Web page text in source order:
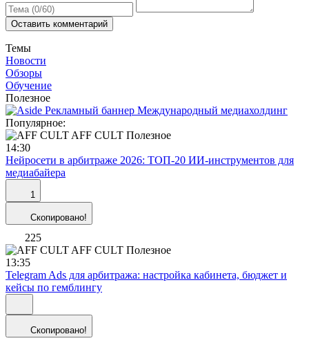
Оставить комментарий
Темы
Новости
Обзоры
Обучение
Полезное
Популярное:
AFF CULT Полезное
14:30
Нейросети в арбитраже 2026: ТОП-20 ИИ-инструментов для
медиабайера
1
Скопировано!
225
AFF CULT Полезное
13:35
Telegram Ads для арбитража: настройка кабинета, бюджет и
кейсы по гемблингу
Скопировано!